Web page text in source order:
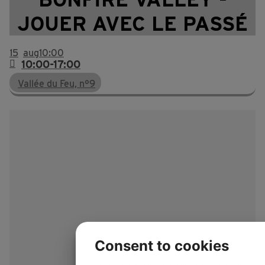
JOUER AVEC LE PASSÉ
15 aug10:00
10:00-17:00
Vallée du Feu, n°9
Consent to cookies